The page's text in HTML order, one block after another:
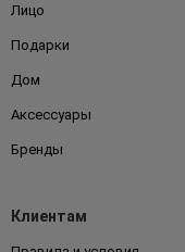
Лицо
Подарки
Дом
Аксессуары
Бренды
Клиентам